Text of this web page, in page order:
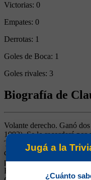
Victorias: 0
Empates: 0
Derrotas: 1
Goles de Boca: 1
Goles rivales: 3
Biografía de
Volante derecho. Ganó
1993). Se lo recordará por
Tucumán que le valió el
de una sequía de 11 años
pudo afirmarse y se fue a
Boca, al convertir él en
Jugá a la
¿Cuánto